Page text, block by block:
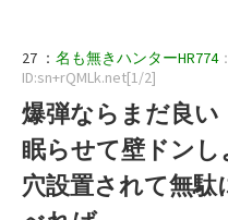
27 ： 名も無きハンターHR774
ID:sn+rQMLk.net[1/2]
爆弾ならまだ良い
眠らせて壁ドン
穴設置されて無